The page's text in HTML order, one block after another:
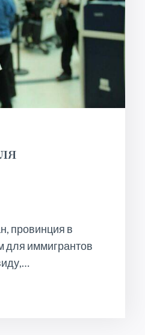
провинция в
для иммигрантов